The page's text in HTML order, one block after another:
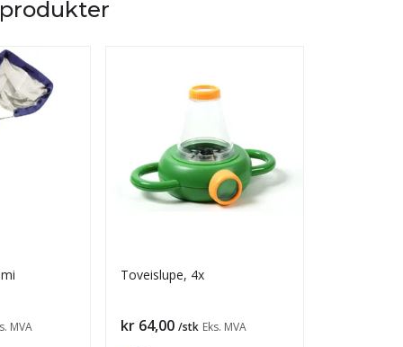
MVA
Toveislupe, 4x
Pris
kr 64,00 /stk Eks. MVA